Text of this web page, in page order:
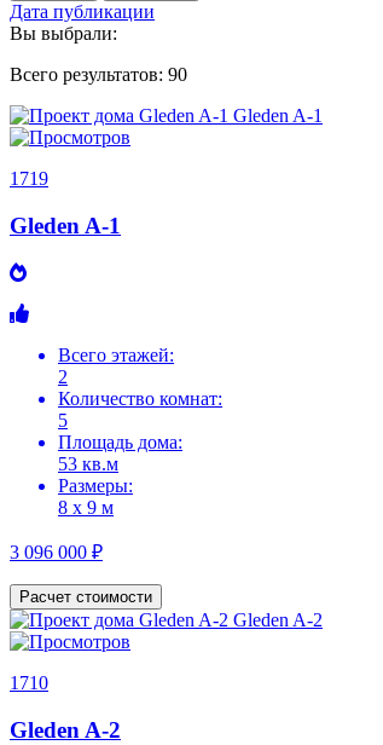
Дата публикации
Вы выбрали:
Всего результатов: 90
1719
Gleden A-1
Всего этажей:
2
Количество комнат:
5
Площадь дома:
53 кв.м
Размеры:
8 х 9 м
3 096 000 ₽
Расчет стоимости
1710
Gleden A-2